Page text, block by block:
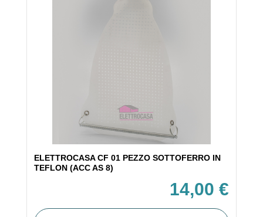
ELETTROCASA CF 01 PEZZO SOTTOFERRO IN
TEFLON (ACC AS 8)
14,00 €